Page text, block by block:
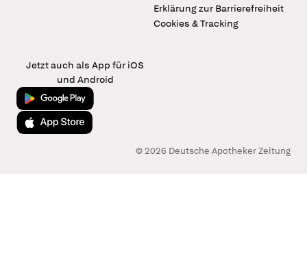
Erklärung zur Barrierefreiheit
Cookies & Tracking
Jetzt auch als App für iOS
und Android
Jetzt bei Google Play
Laden im App Store
© 2026 Deutsche Apotheker Zeitung